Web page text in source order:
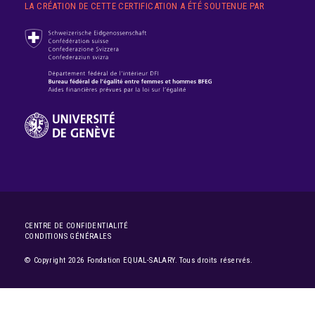
LA CRÉATION DE CETTE CERTIFICATION A ÉTÉ SOUTENUE PAR
CENTRE DE CONFIDENTIALITÉ
CONDITIONS GÉNÉRALES
© Copyright 2026 Fondation EQUAL-SALARY. Tous droits réservés.